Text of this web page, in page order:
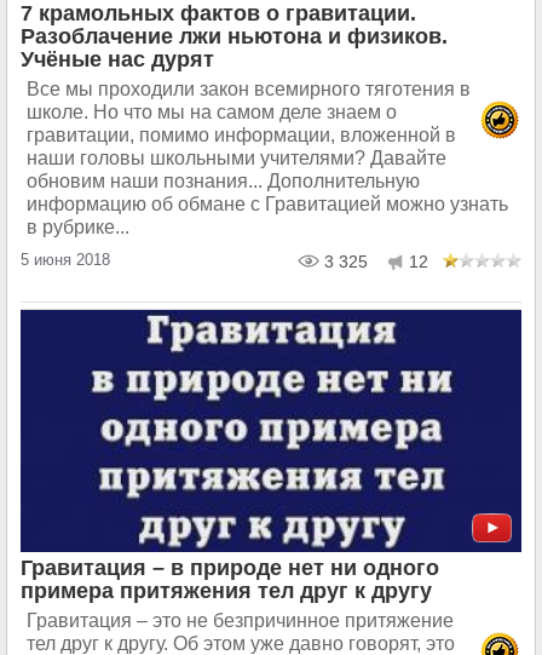
7 крамольных фактов о гравитации.
Разоблачение лжи ньютона и физиков.
Учёные нас дурят
Все мы проходили закон всемирного тяготения в
школе. Но что мы на самом деле знаем о
гравитации, помимо информации, вложенной в
наши головы школьными учителями? Давайте
обновим наши познания... Дополнительную
информацию об обмане с Гравитацией можно узнать
в рубрике...
5 июня 2018 3 325 12
Гравитация – в природе нет ни одного
примера притяжения тел друг к другу
Гравитация – это не безпричинное притяжение
тел друг к другу. Об этом уже давно говорят, это